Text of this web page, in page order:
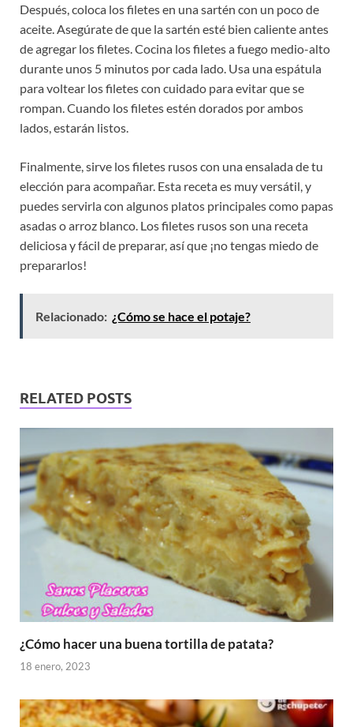
Después, coloca los filetes en una sartén con un poco de
aceite. Asegúrate de que la sartén esté bien caliente antes
de agregar los filetes. Cocina los filetes a fuego medio-alto
durante unos 5 minutos por cada lado. Usa una espátula
para voltear los filetes con cuidado para evitar que se
rompan. Cuando los filetes estén dorados por ambos
lados, estarán listos.
Finalmente, sirve los filetes rusos con una ensalada de tu
elección para acompañar. Esta receta es muy versátil, y
puedes servirla con algunos platos principales como papas
asadas o arroz blanco. Los filetes rusos son una receta
deliciosa y fácil de preparar, así que ¡no tengas miedo de
prepararlos!
Relacionado: ¿Cómo se hace el potaje?
RELATED POSTS
¿Cómo hacer una buena tortilla de patata?
18 enero, 2023